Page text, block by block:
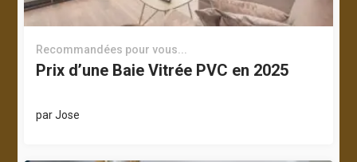
Recommandées pour vous...
Prix d’une Baie Vitrée PVC en 2025
parJose